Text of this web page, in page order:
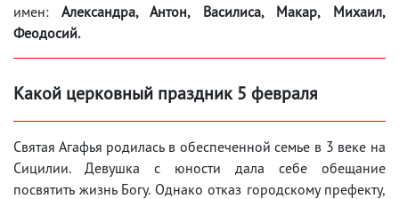
имен: Александра, Антон, Василиса, Макар, Михаил,
Феодосий.
Какой церковный праздник 5 февраля
Святая Агафья родилась в обеспеченной семье в 3 веке на
Сицилии. Девушка с юности дала себе обещание
посвятить жизнь Богу. Однако отказ городскому префекту,